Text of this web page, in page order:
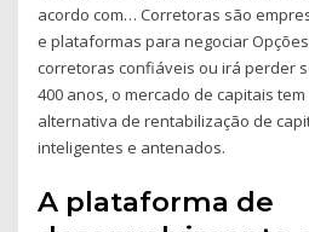
acordo com… Corretoras são
e plataformas para negociar
corretoras confiáveis ou irá perder
400 anos, o mercado de capitais
alternativa de rentabilização de
inteligentes e antenados.
A plataforma de